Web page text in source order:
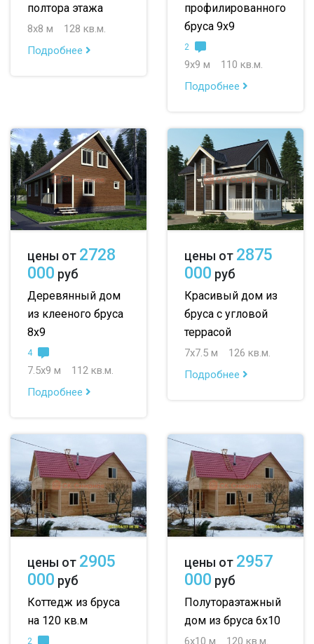
полтора этажа
8х8 м
128 кв.м.
Подробнее
профилированного
бруса 9х9
2
9х9 м
110 кв.м.
Подробнее
цены от 2728
000 руб
Деревянный дом
из клееного бруса
8х9
4
7.5х9 м
112 кв.м.
Подробнее
цены от 2875
000 руб
Красивый дом из
бруса с угловой
террасой
7х7.5 м
126 кв.м.
Подробнее
цены от 2905
000 руб
Коттедж из бруса
на 120 кв.м
2
цены от 2957
000 руб
Полутораэтажный
дом из бруса 6х10
6х10 м
120 кв.м.